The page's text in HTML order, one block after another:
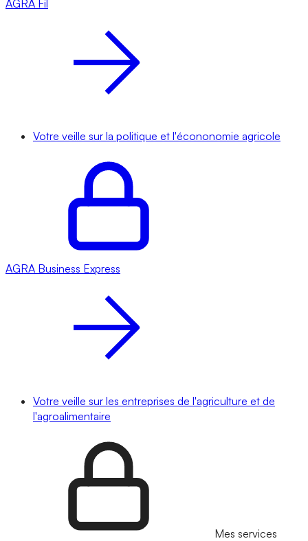
AGRA Fil
Votre veille sur la politique et l'écononomie agricole
AGRA Business Express
Votre veille sur les entreprises de l'agriculture et de
l'agroalimentaire
Mes services